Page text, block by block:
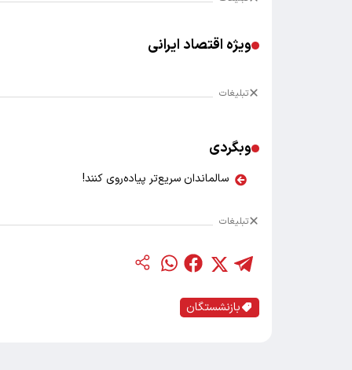
ویژه اقتصاد ایرانی
تبلیغات
وبگردی
سالماندان سریع‌تر پیاده‌روی کنند!
تبلیغات
بازنشستگان